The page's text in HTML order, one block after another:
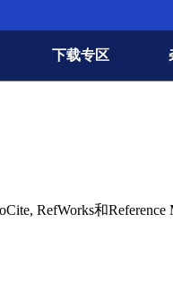
下载专区
RefWorks和Reference